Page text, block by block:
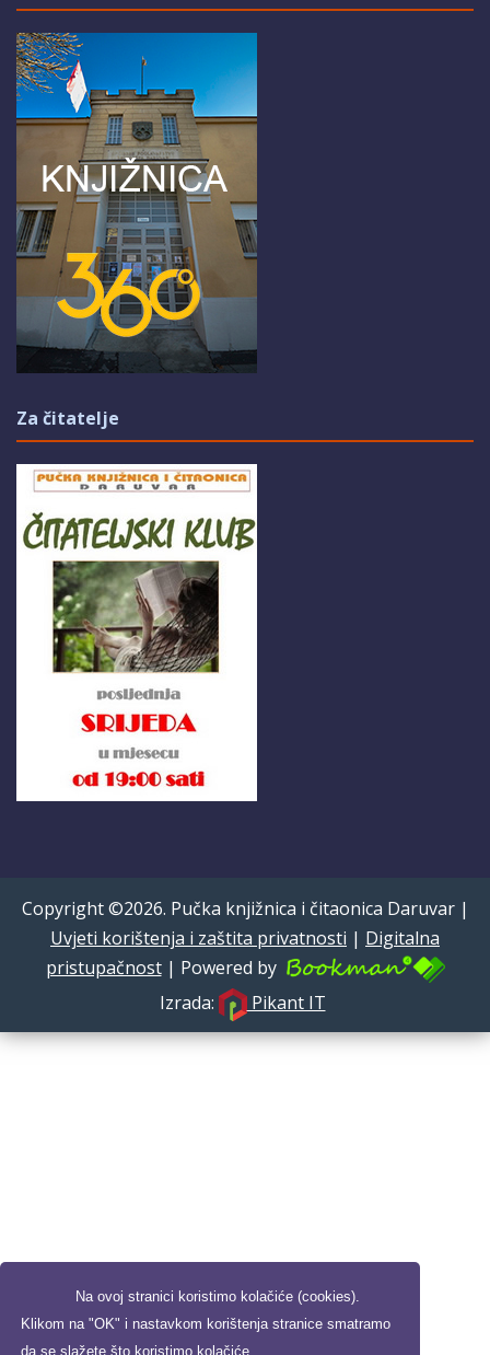
Na ovoj stranici koristimo kolačiće (cookies).
Klikom na "OK" i nastavkom korištenja stranice smatramo
da se slažete što koristimo kolačiće.
Za čitatelje
Copyright ©2026. Pučka knjižnica i čitaonica Daruvar |
Uvjeti korištenja i zaštita privatnosti | Digitalna
pristupačnost| Powered by
Izrada:
Pikant IT